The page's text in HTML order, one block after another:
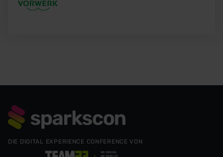
DIE DIGITAL EXPERIENCE CONFERENCE VON